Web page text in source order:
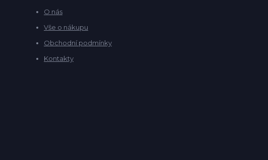
O nás
Vše o nákupu
Obchodní podmínky
Kontakty